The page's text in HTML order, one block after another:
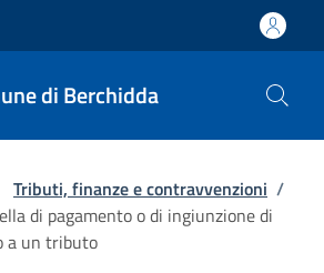
di Berchidda
Tributi, finanze e contravvenzioni /
di pagamento o di ingiunzione di
a un tributo